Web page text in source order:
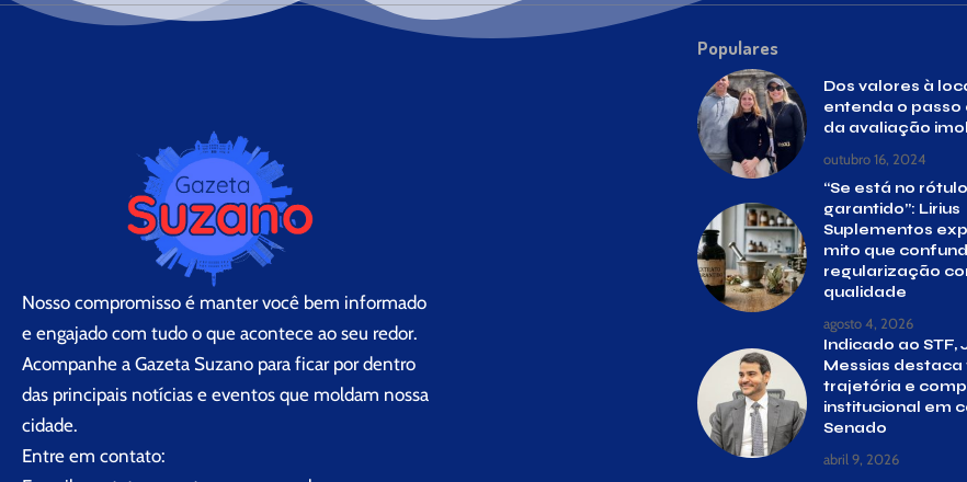
Nosso compromisso é manter você bem informado
e engajado com tudo o que acontece ao seu redor.
Acompanhe a Gazeta Suzano para ficar por dentro
das principais notícias e eventos que moldam nossa
cidade.
Entre em contato:
Populares
Dos valores à
entenda o passo
da avaliação
outubro 16, 2024
“Se está no
garantido”: Lirius
Suplementos
mito que
regularização
qualidade
agosto 4, 2026
Indicado ao STF,
Messias destaca
trajetória e
institucional em
Senado
abril 9, 2026